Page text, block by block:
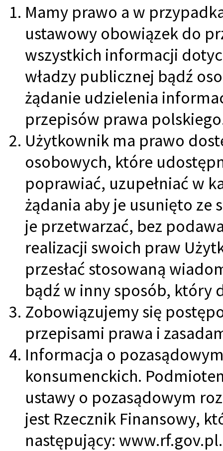
Mamy prawo a w
ustawowy obowiązek do
wszystkich informacji
władzy publicznej bądź
żądanie udzielenia
przepisów prawa
Użytkownik ma prawo
osobowych, które
poprawiać, uzupełniać w
żądania aby je usunięto ze
je przetwarzać, bez
realizacji swoich praw
przesłać stosowaną
bądź w inny sposób, który
Zobowiązujemy się
przepisami prawa i
Informacja o
konsumenckich.
ustawy o pozasądowym
jest Rzecznik Finansowy,
następujący: www.rf.gov.pl.